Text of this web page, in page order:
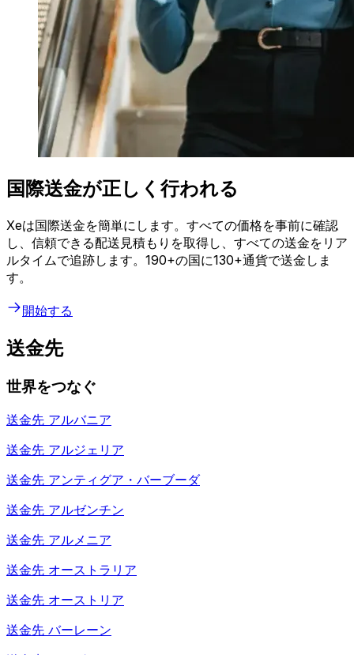
国際送金が正しく行われる
Xeは国際送金を簡単にします。すべての価格を事前に確認
し、信頼できる配送見積もりを取得し、すべての送金をリア
ルタイムで追跡します。190+の国に130+通貨で送金しま
す。
開始する
送金先
世界をつなぐ
送金先 アルバニア
送金先 アルジェリア
送金先 アンティグア・バーブーダ
送金先 アルゼンチン
送金先 アルメニア
送金先 オーストラリア
送金先 オーストリア
送金先 バーレーン